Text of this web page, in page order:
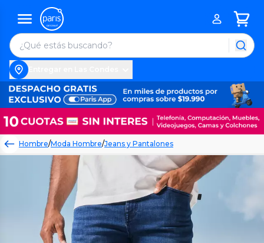
Hombre/Moda Hombre/Jeans y Pantalones